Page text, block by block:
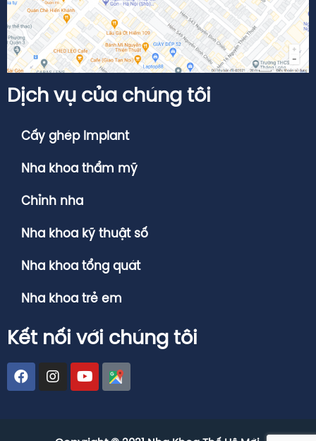
Dịch vụ của chúng tôi
Cấy ghép Implant
Nha khoa thẩm mỹ
Chỉnh nha
Nha khoa kỹ thuật số
Nha khoa tổng quát
Nha khoa trẻ em
Kết nối với chúng tôi